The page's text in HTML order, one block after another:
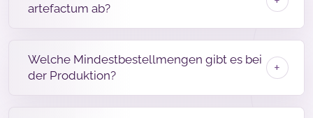
artefactum ab?
Welche Mindestbestellmengen gibt es bei
der Produktion?